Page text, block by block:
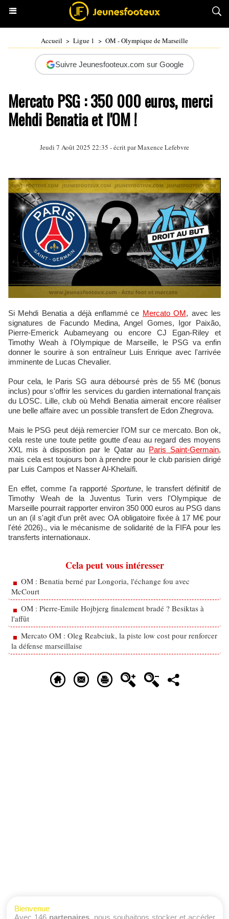
Accueil > Ligue 1 > OM - Olympique de Marseille
Suivre Jeunesfooteux.com sur Google
Mercato PSG : 350 000 euros, merci
Mehdi Benatia et l'OM !
Jeudi 7 Août 2025 22:35 - écrit par Maxence Lefebvre
Si Mehdi Benatia a déjà enflammé ce Mercato OM, avec les
signatures de Facundo Medina, Angel Gomes, Igor Paixão,
Pierre-Emerick Aubameyang ou encore CJ Egan-Riley et
Timothy Weah à l'Olympique de Marseille, le PSG va enfin
donner le sourire à son entraîneur Luis Enrique avec l'arrivée
imminente de Lucas Chevalier.
Pour cela, le Paris SG aura déboursé près de 55 M€ (bonus
inclus) pour s'offrir les services du gardien international français
du LOSC. Lille, club où Mehdi Benatia aimerait encore réaliser
une belle affaire avec un possible transfert de Edon Zhegrova.
Mais le PSG peut déjà remercier l'OM sur ce mercato. Bon ok,
cela reste une toute petite goutte d'eau au regard des moyens
XXL mis à disposition par le Qatar au Paris Saint-Germain,
mais cela est toujours bon à prendre pour le club parisien dirigé
par Luis Campos et Nasser Al-Khelaïfi.
En effet, comme l'a rapporté Sportune, le transfert définitif de
Timothy Weah de la Juventus Turin vers l'Olympique de
Marseille pourrait rapporter environ 350 000 euros au PSG dans
un an (il s'agit d'un prêt avec OA obligatoire fixée à 17 M€ pour
l'été 2026)., via le mécanisme de solidarité de la FIFA pour les
transferts internationaux.
Cela peut vous intéresser
OM : Benatia berné par Longoria, l'échange fou avec
McCourt
OM : Pierre-Emile Hojbjerg finalement bradé ? Besiktas à
l'affût
Mercato OM : Oleg Reabciuk, la piste low cost pour renforcer
la défense marseillaise
Bienvenue
Avec 146 partenaires, nous souhaitons stocker et accéder